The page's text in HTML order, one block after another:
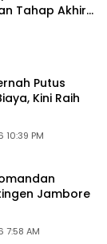
Tahap Akhir
Putus
Kini Raih
PM
Jambore
7:58 AM